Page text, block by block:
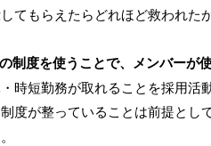
てもらえたらどれほど救われた
制度を使うことで、メンバーが
時短勤務が取れることを採用
度が整っていることは前提とし